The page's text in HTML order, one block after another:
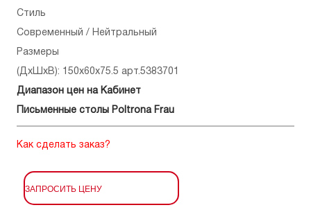
Стиль
Современный / Нейтральный
Размеры
(ДхШхВ): 150x60x75.5 арт.5383701
Диапазон цен на Кабинет
Письменные столы Poltrona Frau
Как сделать заказ?
ЗАПРОСИТЬ ЦЕНУ